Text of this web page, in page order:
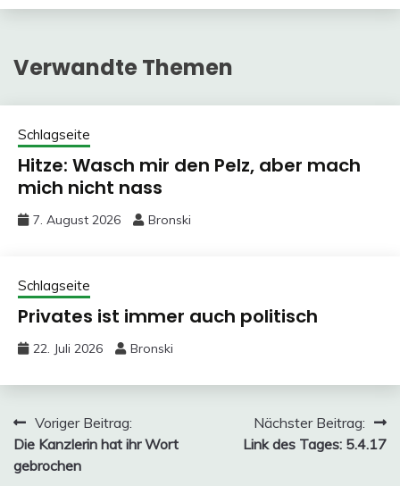
Verwandte Themen
Schlagseite
Hitze: Wasch mir den Pelz, aber mach
mich nicht nass
7. August 2026 Bronski
Schlagseite
Privates ist immer auch politisch
22. Juli 2026 Bronski
Beitragsnavigation
Voriger Beitrag:
Die Kanzlerin hat ihr Wort
gebrochen
Nächster Beitrag:
Link des Tages: 5.4.17